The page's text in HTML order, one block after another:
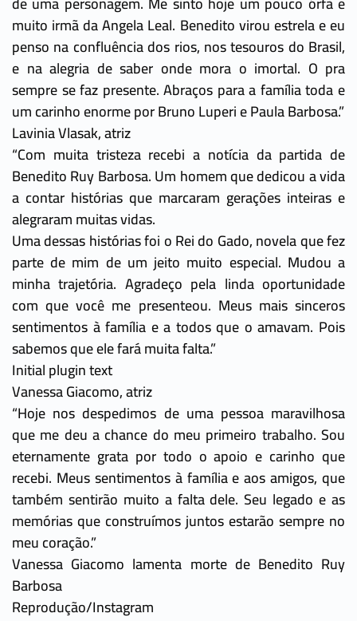
muito irmã da Angela Leal. Benedito virou estrela e eu
penso na confluência dos rios, nos tesouros do Brasil,
e na alegria de saber onde mora o imortal. O pra
sempre se faz presente. Abraços para a família toda e
um carinho enorme por Bruno Luperi e Paula Barbosa.”
Lavinia Vlasak, atriz
“Com muita tristeza recebi a notícia da partida de
Benedito Ruy Barbosa. Um homem que dedicou a vida
a contar histórias que marcaram gerações inteiras e
alegraram muitas vidas.
Uma dessas histórias foi o Rei do Gado, novela que fez
parte de mim de um jeito muito especial. Mudou a
minha trajetória. Agradeço pela linda oportunidade
com que você me presenteou. Meus mais sinceros
sentimentos à família e a todos que o amavam. Pois
sabemos que ele fará muita falta.”
Initial plugin text
Vanessa Giacomo, atriz
“Hoje nos despedimos de uma pessoa maravilhosa
que me deu a chance do meu primeiro trabalho. Sou
eternamente grata por todo o apoio e carinho que
recebi. Meus sentimentos à família e aos amigos, que
também sentirão muito a falta dele. Seu legado e as
memórias que construímos juntos estarão sempre no
meu coração.”
Vanessa Giacomo lamenta morte de Benedito Ruy
Barbosa
Reprodução/Instagram